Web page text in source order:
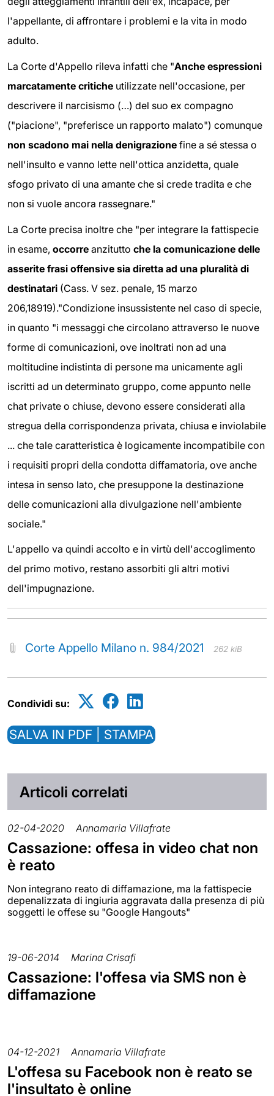
l'appellante, di affrontare i problemi e la vita in modo
adulto.
La Corte d'Appello rileva infatti che "Anche espressioni
marcatamente critiche utilizzate nell'occasione, per
descrivere il narcisismo (…) del suo ex compagno
("piacione", "preferisce un rapporto malato") comunque
non scadono mai nella denigrazione fine a sé stessa o
nell'insulto e vanno lette nell'ottica anzidetta, quale
sfogo privato di una amante che si crede tradita e che
non si vuole ancora rassegnare."
La Corte precisa inoltre che "per integrare la fattispecie
in esame, occorre anzitutto che la comunicazione delle
asserite frasi offensive sia diretta ad una pluralità di
destinatari (Cass. V sez. penale, 15 marzo
206,18919)."Condizione insussistente nel caso di specie,
in quanto "i messaggi che circolano attraverso le nuove
forme di comunicazioni, ove inoltrati non ad una
moltitudine indistinta di persone ma unicamente agli
iscritti ad un determinato gruppo, come appunto nelle
chat private o chiuse, devono essere considerati alla
stregua della corrispondenza privata, chiusa e inviolabile
... che tale caratteristica è logicamente incompatibile con
i requisiti propri della condotta diffamatoria, ove anche
intesa in senso lato, che presuppone la destinazione
delle comunicazioni alla divulgazione nell'ambiente
sociale."
L'appello va quindi accolto e in virtù dell'accoglimento
del primo motivo, restano assorbiti gli altri motivi
dell'impugnazione.
Corte Appello Milano n. 984/2021 262 kiB
Condividi su:
SALVA IN PDF | STAMPA
Articoli correlati
02-04-2020 Annamaria Villafrate
Cassazione: offesa in video chat non
è reato
Non integrano reato di diffamazione, ma la fattispecie
depenalizzata di ingiuria aggravata dalla presenza di più
soggetti le offese su "Google Hangouts"
19-06-2014 Marina Crisafi
Cassazione: l'offesa via SMS non è
diffamazione
04-12-2021 Annamaria Villafrate
L'offesa su Facebook non è reato se
l'insultato è online